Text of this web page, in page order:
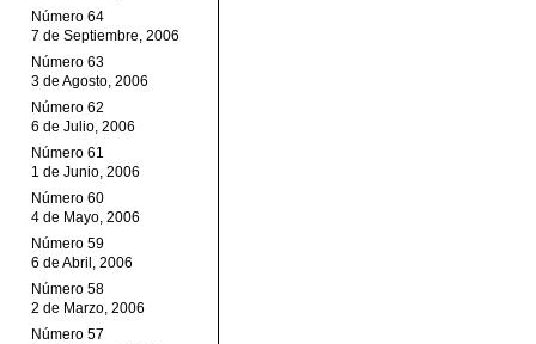
Número 64
7 de Septiembre, 2006
Número 63
3 de Agosto, 2006
Número 62
6 de Julio, 2006
Número 61
1 de Junio, 2006
Número 60
4 de Mayo, 2006
Número 59
6 de Abril, 2006
Número 58
2 de Marzo, 2006
Número 57